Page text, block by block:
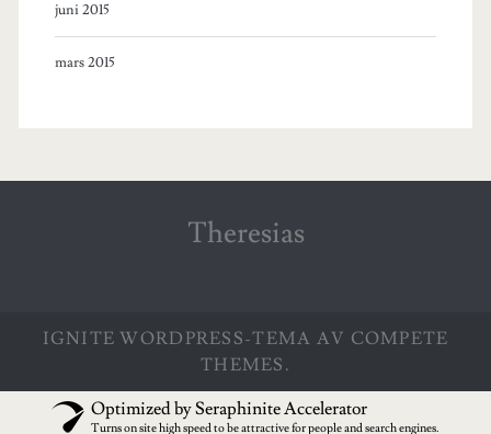
juni 2015
mars 2015
Theresias
IGNITE WORDPRESS-TEMA AV COMPETE
THEMES.
Optimized by Seraphinite Accelerator
Turns on site high speed to be attractive for people and search engines.